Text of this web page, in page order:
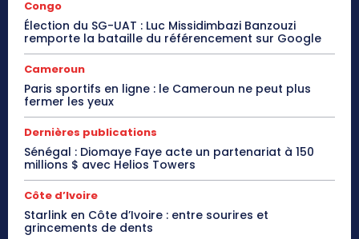
Congo
Élection du SG-UAT : Luc Missidimbazi Banzouzi
remporte la bataille du référencement sur Google
Cameroun
Paris sportifs en ligne : le Cameroun ne peut plus
fermer les yeux
Dernières publications
Sénégal : Diomaye Faye acte un partenariat à 150
millions $ avec Helios Towers
Côte d’Ivoire
Starlink en Côte d’Ivoire : entre sourires et
grincements de dents